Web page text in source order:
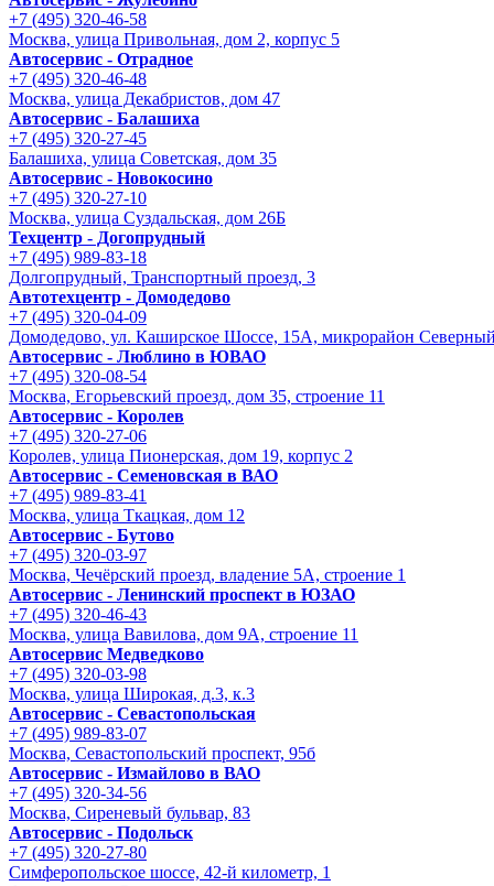
+7 (495) 320-46-58
Москва, улица Привольная, дом 2, корпус 5
Автосервис - Отрадное
+7 (495) 320-46-48
Москва, улица Декабристов, дом 47
Автосервис - Балашиха
+7 (495) 320-27-45
Балашиха, улица Советская, дом 35
Автосервис - Новокосино
+7 (495) 320-27-10
Москва, улица Суздальская, дом 26Б
Техцентр - Догопрудный
+7 (495) 989-83-18
Долгопрудный, Транспортный проезд, 3
Автотехцентр - Домодедово
+7 (495) 320-04-09
Домодедово, ул. Каширское Шоссе, 15А, микрорайон
Автосервис - Люблино в ЮВАО
+7 (495) 320-08-54
Москва, Егорьевский проезд, дом 35, строение 11
Автосервис - Королев
+7 (495) 320-27-06
Королев, улица Пионерская, дом 19, корпус 2
Автосервис - Семеновская в ВАО
+7 (495) 989-83-41
Москва, улица Ткацкая, дом 12
Автосервис - Бутово
+7 (495) 320-03-97
Москва, Чечёрский проезд, владение 5А, строение 1
Автосервис - Ленинский проспект в ЮЗАО
+7 (495) 320-46-43
Москва, улица Вавилова, дом 9A, строение 11
Автосервис Медведково
+7 (495) 320-03-98
Москва, улица Широкая, д.3, к.3
Автосервис - Cевастопольская
+7 (495) 989-83-07
Москва, Севастопольский проспект, 95б
Автосервис - Измайлово в ВАО
+7 (495) 320-34-56
Москва, Сиреневый бульвар, 83
Автосервис - Подольск
+7 (495) 320-27-80
Симферопольское шоссе, 42-й километр, 1